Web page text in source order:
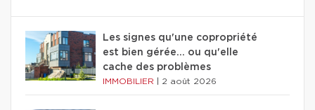
Les signes qu'une copropriété
est bien gérée… ou qu'elle
cache des problèmes
IMMOBILIER 2 août 2026